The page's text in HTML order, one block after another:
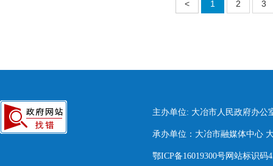
< 1 2 3
主办单位: 大冶市人民政府办公
承办单位：大冶市融媒体中心
鄂ICP备16019300号网站标识码